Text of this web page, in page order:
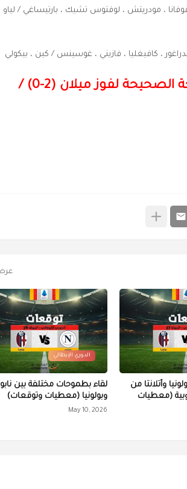
، مودريتش ، لوفتوس تشيك ، بارتيساغي / لياو
، كافيغليا ، فازيني ، غوسينس / كين ، بيكولي
النتيجة الصحيحة لفوز ميلان (2-0) /
وأتلانتا من
(معطيات
الدوري الإيطالي
لقاء بطموحات مختلفة بين
وبولونيا (معطيات وتوقعات)
May 10, 2026